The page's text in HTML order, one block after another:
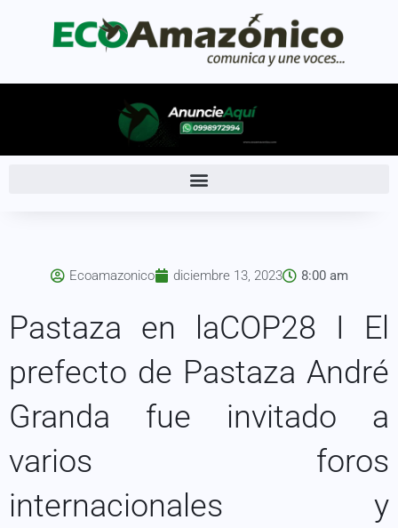
Ecoamazonico diciembre 13, 2023 8:00 am
Pastaza en laCOP28 I El
prefecto de Pastaza André
Granda fue invitado a
varios foros
internacionales y